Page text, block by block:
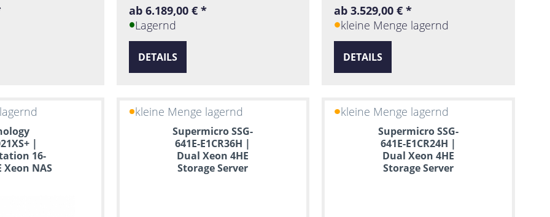
ab 6.189,00 € *
Lagernd
DETAILS
ab 3.529,00 € *
kleine Menge lagernd
DETAILS
|
16-
Xeon NAS
kleine Menge lagernd
Supermicro SSG-
641E-E1CR36H |
Dual Xeon 4HE
Storage Server
kleine Menge lagernd
Supermicro SSG-
641E-E1CR24H |
Dual Xeon 4HE
Storage Server